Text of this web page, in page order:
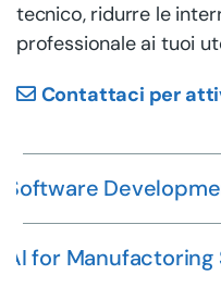
tecnico, ridurre le
professionale ai tuoi
Contattaci per
Software
AI for